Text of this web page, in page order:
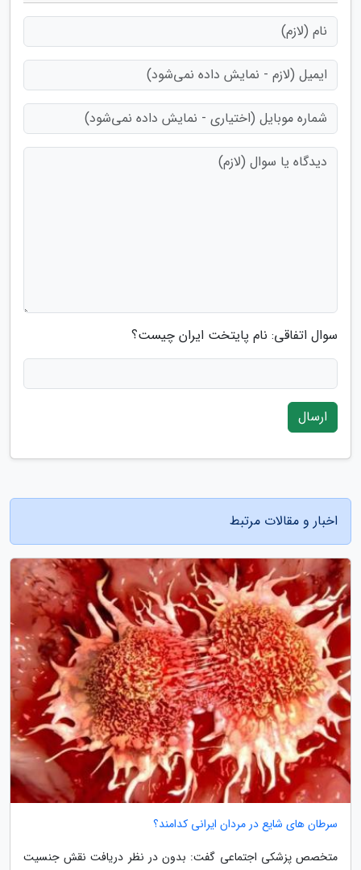
سوال اتفاقی: نام پایتخت ایران چیست؟
ارسال
اخبار و مقالات مرتبط
سرطان های شایع در مردان ایرانی کدامند؟
متخصص پزشکی اجتماعی گفت: بدون در نظر دریافت نقش جنسیت